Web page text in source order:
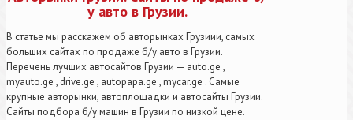
у авто в Грузии.
В статье мы расскажем об авторынках Грузиии, самых
больших сайтах по продаже б/у авто в Грузии.
Перечень лучших автосайтов Грузии — auto.ge ,
myauto.ge , drive.ge , autopapa.ge , mycar.ge . Самые
крупные авторынки, автоплощадки и автосайты Грузии.
Сайты подбора б/у машин в Грузии по низкой цене.